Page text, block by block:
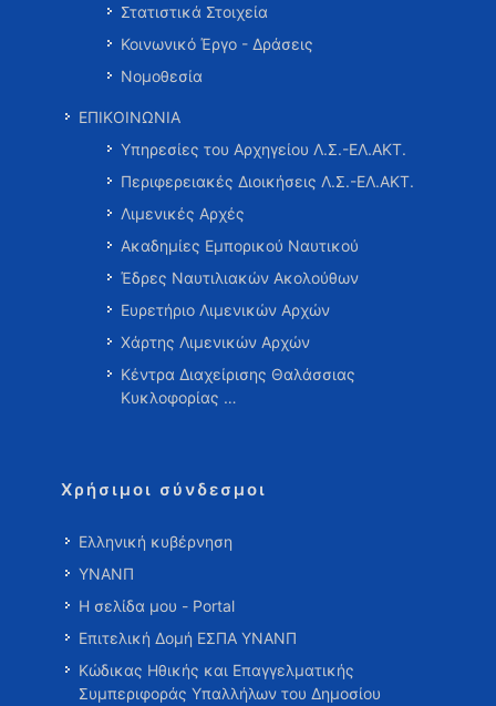
Στατιστικά Στοιχεία
Κοινωνικό Έργο - Δράσεις
Νομοθεσία
ΕΠΙΚΟΙΝΩΝΙΑ
Υπηρεσίες του Αρχηγείου Λ.Σ.-ΕΛ.ΑΚΤ.
Περιφερειακές Διοικήσεις Λ.Σ.-ΕΛ.ΑΚΤ.
Λιμενικές Αρχές
Ακαδημίες Εμπορικού Ναυτικού
Έδρες Ναυτιλιακών Ακολούθων
Ευρετήριο Λιμενικών Αρχών
Χάρτης Λιμενικών Αρχών
Κέντρα Διαχείρισης Θαλάσσιας
Κυκλοφορίας …
Χρήσιμοι σύνδεσμοι
Ελληνική κυβέρνηση
ΥΝΑΝΠ
Η σελίδα μου - Portal
Επιτελική Δομή ΕΣΠΑ ΥΝΑΝΠ
Κώδικας Ηθικής και Επαγγελματικής
Συμπεριφοράς Υπαλλήλων του Δημοσίου